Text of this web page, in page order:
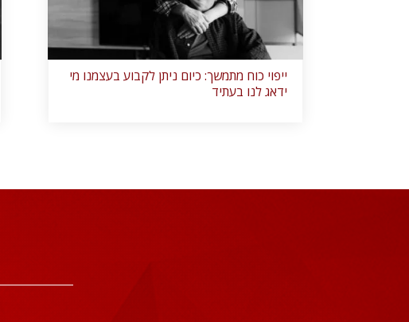
ייפוי כוח מתמשך: כיום ניתן לקבוע בעצמנו מי
ידאג לנו בעתיד